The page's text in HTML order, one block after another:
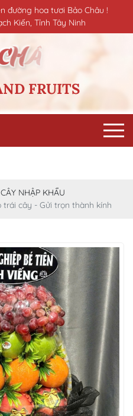
đường hoa tươi Bảo Châu !
Kiến, Tỉnh Tây Ninh
FRUITS
NHẬP KHẨU
trái cây - Gửi trọn thành kính